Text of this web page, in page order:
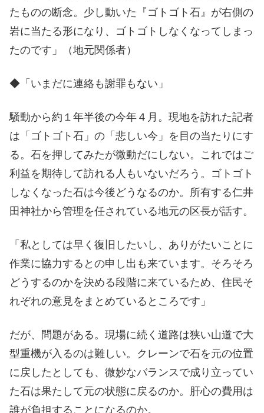
たものの断念。少し動いた『ゴトゴト石』が右側の
岩に当たる形になり、ゴトゴトしなくなってしまっ
たのです」（地元関係者）
◆「いまだに連絡も謝罪もない」
騒動から約１年半後の今年４月。現地を訪れた記者
は「ゴトゴト石」の「悲しい今」を目の当たりにす
る。石を押してみたが微動だにしない。これではご
利益を期待して訪れる人もいないだろう。ゴトゴト
しなくなった石は今後どうなるのか。所有する仁井
田神社から管理を任されている地元の区長が話す。
「私としては早く復旧したいし、ありがたいことに
作業に協力するとの申し出も来ています。そろそろ
どうするのかを決める段階に来ているため、住民そ
れぞれの意見をまとめているところです」
だが、問題がある。現場に続く道路は狭い山道で大
型重機が入るのは難しい。クレーンで石を元の位置
に戻したとしても、微妙なバランスで成り立ってい
た石は果たして元の状態に戻るのか。肝心の費用は
誰が負担することになるのか。